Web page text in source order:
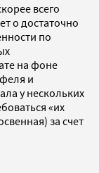
всего
о достаточно
по
на фоне
и
у нескольких
«их
за счет